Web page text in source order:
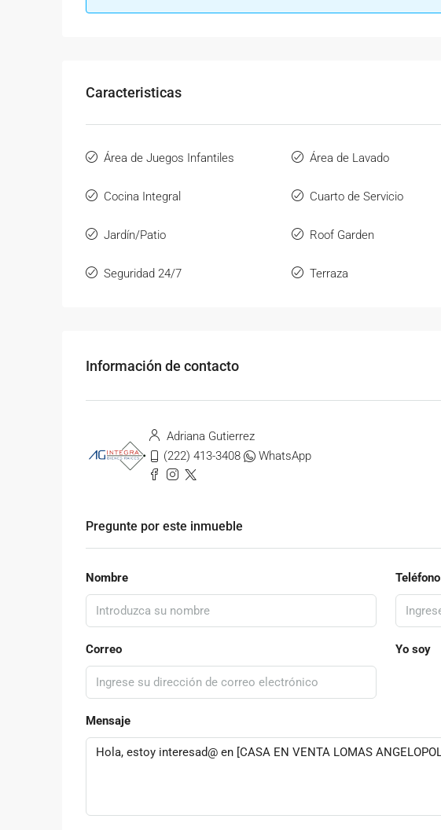
Caracteristicas
Área de Juegos Infantiles Área de Lavado
Cocina Integral Cuarto de Servicio
Jardín/Patio Roof Garden
Seguridad 24/7 Terraza
Información de contacto
Adriana Gutierrez
(222) 413-3408
WhatsApp
Pregunte por este inmueble
Nombre Teléfono
Correo Yo soy
Mensaje